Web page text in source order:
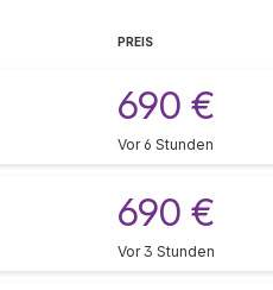
PREIS
690 €
Vor 6 Stunden
690 €
Vor 3 Stunden